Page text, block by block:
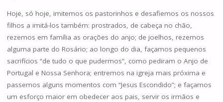
Hoje, só hoje, imitemos os pastorinhos e desafiemos os nossos
filhos a imitá-los também: prostrados, de cabeça no chão,
rezemos em família as orações do anjo; de joelhos, rezemos
alguma parte do Rosário; ao longo do dia, façamos pequenos
sacrifícios “de tudo o que pudermos”, como pediram o Anjo de
Portugal e Nossa Senhora; entremos na igreja mais próxima e
passemos alguns momentos com “Jesus Escondido”; e façamos
um esforço maior em obedecer aos pais, servir os irmãos e